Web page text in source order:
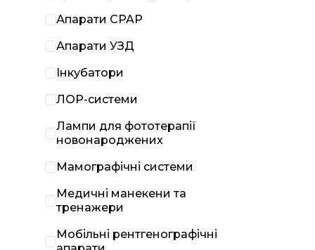
Апарати CPAP
Апарати УЗД
Інкубатори
ЛОР-системи
Лампи для фототерапії
новонароджених
Мамографічні системи
Медичні манекени та
тренажери
Мобільні рентгенографічні